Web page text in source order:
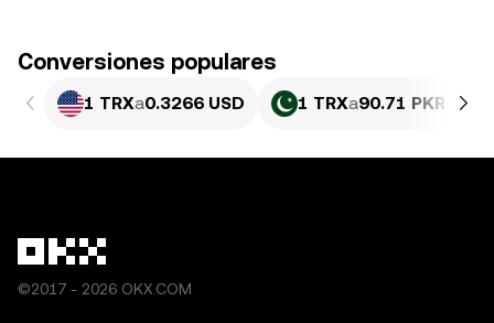
Conversiones populares
1 TRXa0.3266 USD 1 TRXa90.71 PKR
©2017 - 2026 OKX.COM